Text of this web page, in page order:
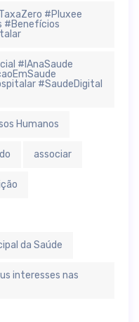
#Pluxee
#Benefícios
#IAnaSaude
#SaudeDigital
Humanos
associar
da Saúde
interesses nas